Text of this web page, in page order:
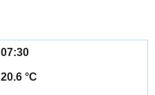
07:30
20.6 °C